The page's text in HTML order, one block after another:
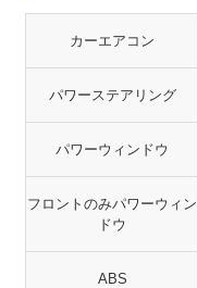
カーエアコン
パワーステアリング
パワーウィンドウ
フロントのみパワーウィン
ドウ
ABS